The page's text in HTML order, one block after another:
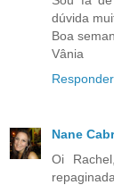
dúvida
Boa
Vânia
Responder
Nane
Oi